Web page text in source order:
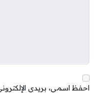
احفظ اسمي، بريدي